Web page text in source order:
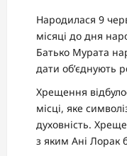
Народилася 9
місяці до дня
Батько Мурата
дати об’єднують
Хрещення
місці, яке
духовність.
з яким Ані Лорак